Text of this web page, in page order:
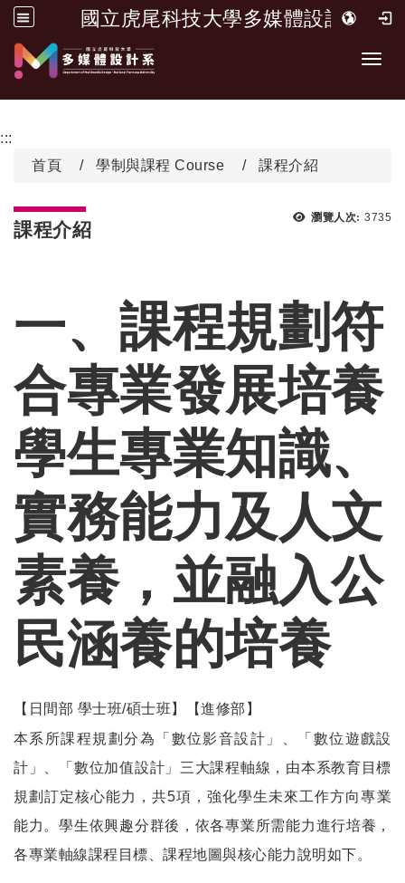
國立虎尾科技大學多媒體設計系
跳到主要內容 開啟
:::
首頁
學制與課程 Course 課程介紹
瀏覽人次: 瀏覽
3735
課程介紹
一、課程規劃符
合專業發展培養
學生專業知識、
實務能力及人文
素養，並融入公
民涵養的培養
【日間部 學士班/碩士班】【進修部】
本系所課程規劃分為「數位影音設計」、「數位遊戲設
計」、「數位加值設計」三大課程軸線，由本系教育目標
規劃訂定核心能力，共5項，強化學生未來工作方向專業
能力。學生依興趣分群後，依各專業所需能力進行培養，
各專業軸線課程目標、課程地圖與核心能力說明如下。